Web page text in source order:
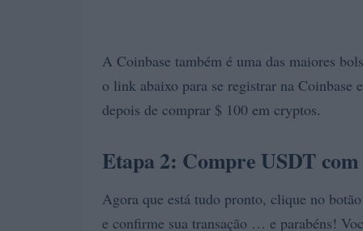
A Coinbase também é uma das maiores
o link abaixo para se registrar na Coinbase
depois de comprar $ 100 em cryptos.
Etapa 2: Compre USDT
Agora que está tudo pronto, clique no
e confirme sua transação … e parabéns!